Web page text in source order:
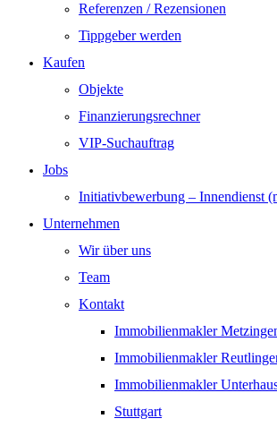
Referenzen / Rezensionen
Tippgeber werden
Kaufen
Objekte
Finanzierungsrechner
VIP-Suchauftrag
Jobs
Initiativbewerbung – Innendienst
Unternehmen
Wir über uns
Team
Kontakt
Immobilienmakler
Immobilienmakler
Immobilienmakler
Stuttgart